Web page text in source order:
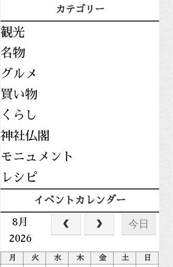
カテゴリー
観光
名物
グルメ
買い物
くらし
神社仏閣
モニュメント
レシピ
イベントカレンダー
8月
2026
今日
月 火 水 木 金 土
日